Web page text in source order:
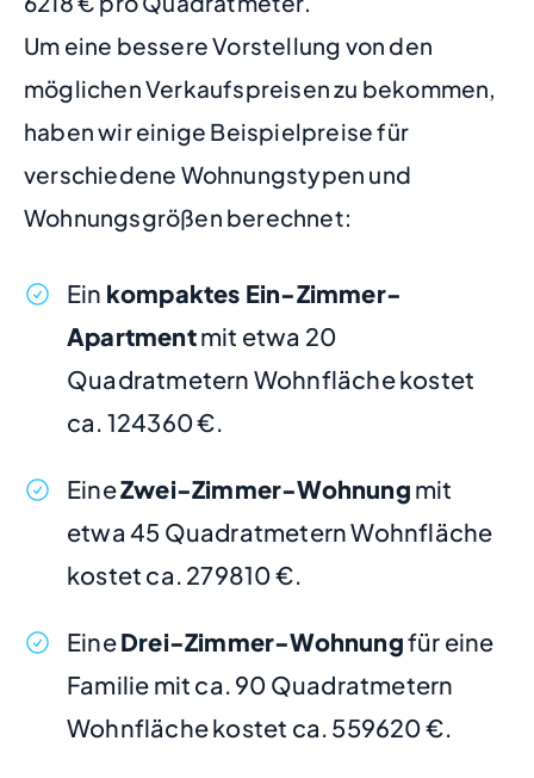
Um eine bessere Vorstellung von den
möglichen Verkaufspreisen zu bekommen,
haben wir einige Beispielpreise für
verschiedene Wohnungstypen und
Wohnungsgrößen berechnet:
Ein kompaktes Ein-Zimmer-
Apartmentmit etwa 20
Quadratmetern Wohnfläche kostet
ca. 124360 €.
EineZwei-Zimmer-Wohnung mit
etwa 45 Quadratmetern Wohnfläche
kostet ca. 279810 €.
EineDrei-Zimmer-Wohnungfür eine
Familie mit ca. 90 Quadratmetern
Wohnfläche kostet ca. 559620 €.